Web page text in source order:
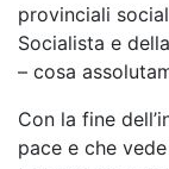
provinciali
Socialista e della
– cosa
Con la fine
pace e che